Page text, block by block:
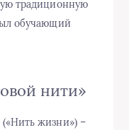
традиционную
обучающий
нити»
жизни») –